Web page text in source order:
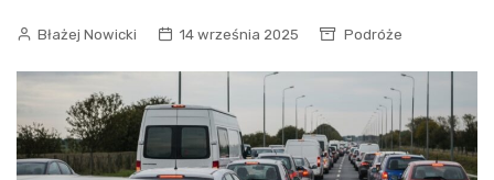
Błażej Nowicki 14 września 2025 Podróże